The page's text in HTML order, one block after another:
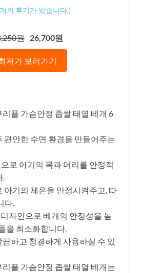
개의 후기가 있습니다.)
원 26,700원
저가 보러가기
플 가슴안정 좁쌀 태열 베개 6
편안한 수면 환경을 만들어주는
로 아기의 목과 머리를 안정적
아기의 체온을 안정시켜주고, 따
다.
자인으로 베개의 안정성을 높
을 최소화합니다.
하고 청결하게 사용하실 수 있
플 가슴안정 좁쌀 태열 베개는